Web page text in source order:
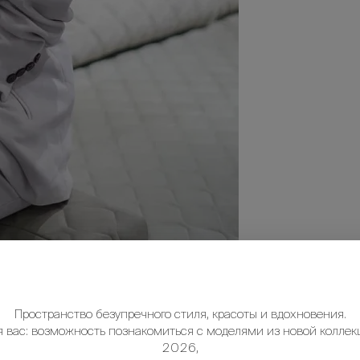
Пространство безупречного стиля, красоты и вдохновения.
вас: возможность познакомиться с моделями из новой
2026,